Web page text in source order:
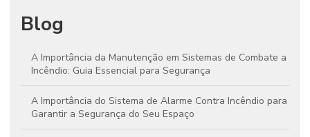
Blog
A Importância da Manutenção em Sistemas de Combate a
Incêndio: Guia Essencial para Segurança
A Importância do Sistema de Alarme Contra Incêndio para
Garantir a Segurança do Seu Espaço